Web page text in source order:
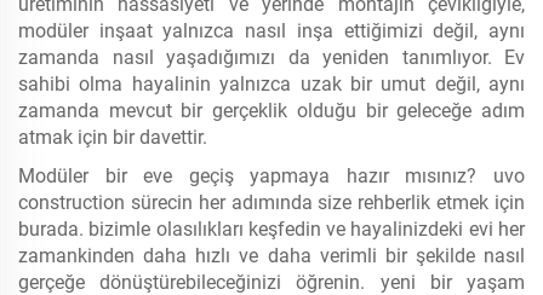
modüler inşaat yalnızca nasıl inşa ettiğimizi değil, aynı
zamanda nasıl yaşadığımızı da yeniden tanımlıyor. Ev
sahibi olma hayalinin yalnızca uzak bir umut değil, aynı
zamanda mevcut bir gerçeklik olduğu bir geleceğe adım
atmak için bir davettir.
Modüler bir eve geçiş yapmaya hazır mısınız? uvo
construction sürecin her adımında size rehberlik etmek için
burada. bizimle olasılıkları keşfedin ve hayalinizdeki evi her
zamankinden daha hızlı ve daha verimli bir şekilde nasıl
gerçeğe dönüştürebileceğinizi öğrenin. yeni bir yaşam